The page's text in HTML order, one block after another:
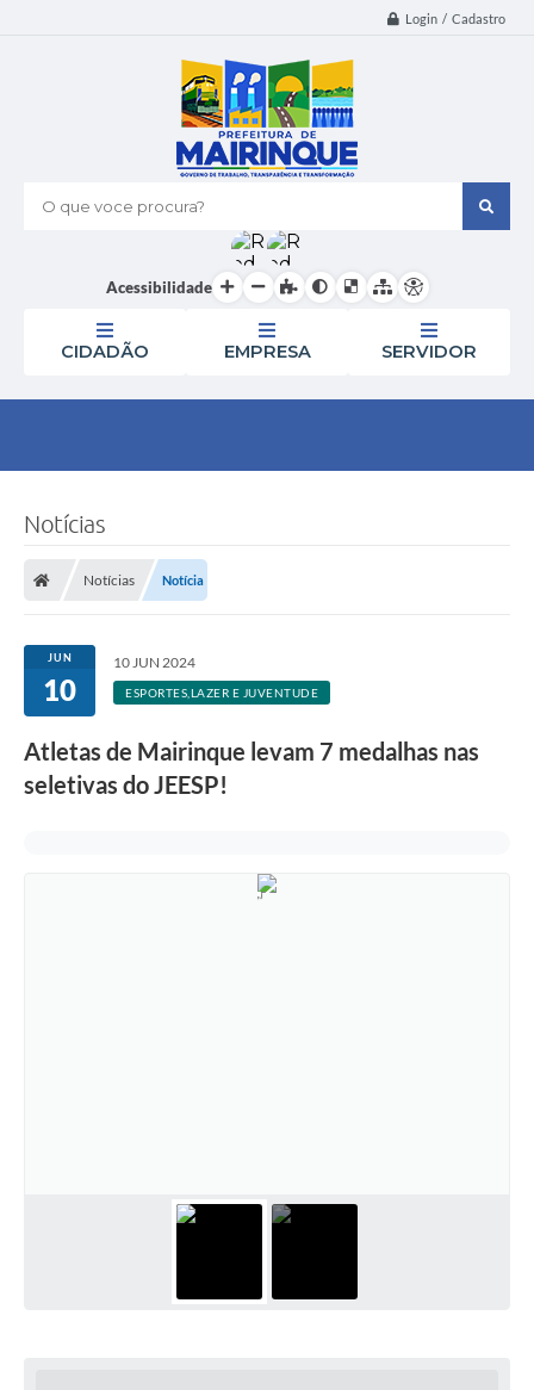
Login / Cadastro
O que voce procura?
Acessibilidade
CIDADÃO EMPRESA SERVIDOR
Notícias
Notícias Notícia
JUN
10
10 JUN 2024
ESPORTES,LAZER E JUVENTUDE
Atletas de Mairinque levam 7 medalhas nas
seletivas do JEESP!